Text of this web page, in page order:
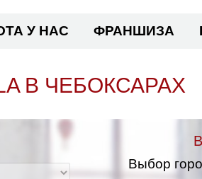
У НАС ФРАНШИЗА
В ЧЕБОКСАРАХ
Выбор